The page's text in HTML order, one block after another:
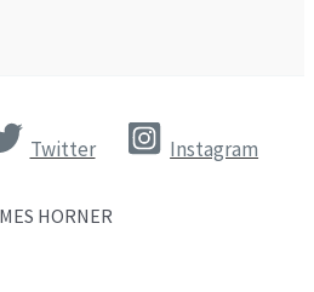
Twitter Instagram
HORNER